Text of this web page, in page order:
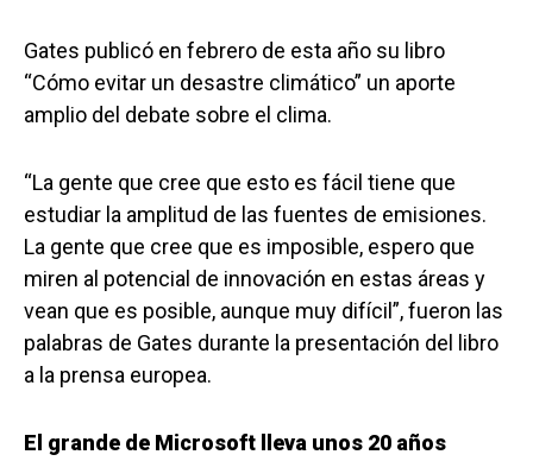
Gates publicó en febrero de esta año su libro
“Cómo evitar un desastre climático” un aporte
amplio del debate sobre el clima.
“La gente que cree que esto es fácil tiene que
estudiar la amplitud de las fuentes de emisiones.
La gente que cree que es imposible, espero que
miren al potencial de innovación en estas áreas y
vean que es posible, aunque muy difícil”, fueron las
palabras de Gates durante la presentación del libro
a la prensa europea.
El grande de Microsoft lleva unos 20 años